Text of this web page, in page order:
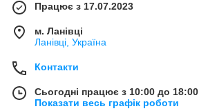
Працює з 17.07.2023
м. Ланівці
Ланівці, Україна
Контакти
Сьогодні працює з 10:00 до 18:00
Показати весь графік роботи